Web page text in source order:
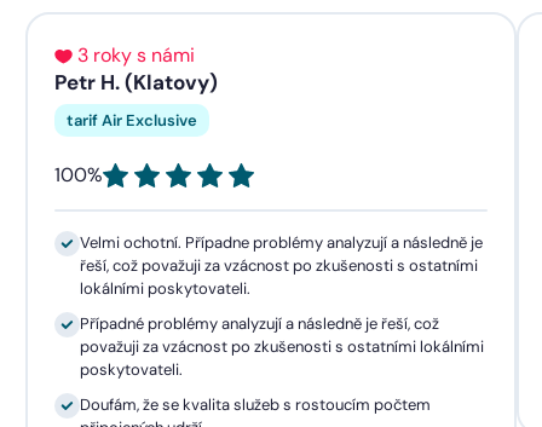
3 roky s námi
Petr H. (Klatovy)
tarif Air Exclusive
100%
Velmi ochotní. Případne problémy analyzují a následně je
řeší, což považuji za vzácnost po zkušenosti s ostatními
lokálními poskytovateli.
Případné problémy analyzují a následně je řeší, což
považuji za vzácnost po zkušenosti s ostatními lokálními
poskytovateli.
Doufám, že se kvalita služeb s rostoucím počtem